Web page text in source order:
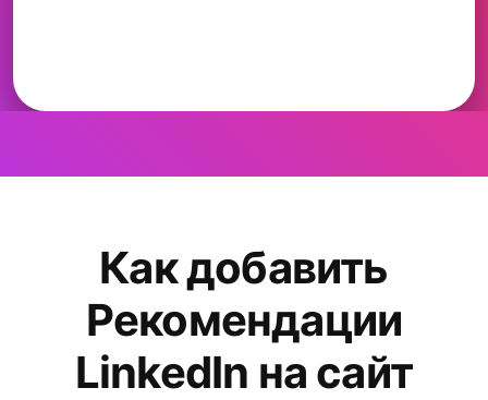
Как добавить
Рекомендации
LinkedIn на сайт